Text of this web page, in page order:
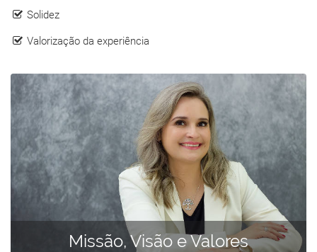
Solidez
Valorização da experiência
Missão, Visão e Valores